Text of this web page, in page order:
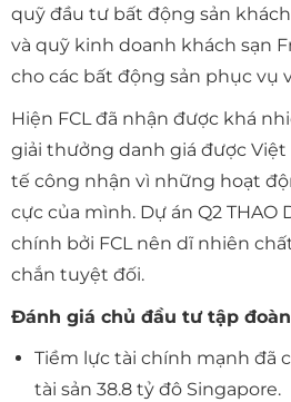
quỹ đầu tư bất động sản khách
và quỹ kinh doanh khách sạn
cho các bất động sản phục vụ
Hiện FCL đã nhận được khá
giải thưởng danh giá được
tế công nhận vì những hoạt
cực của mình. Dự án Q2 THAO
chính bởi FCL nên dĩ nhiên
chắn tuyệt đối.
Đánh giá chủ đầu tư tập
Tiềm lực tài chính mạnh đã
tài sản 38.8 tỷ đô Singapore.